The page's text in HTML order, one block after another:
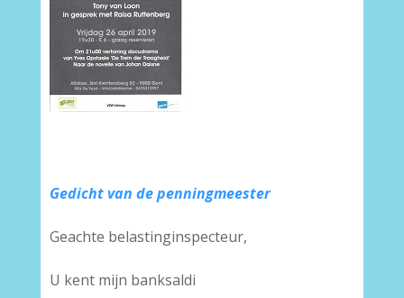
Gedicht van de penningmeester
Geachte belastinginspecteur,
U kent mijn banksaldi